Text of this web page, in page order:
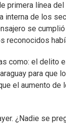
línea del
interna de los
se
reconocidos
como: el delito
para que
el aumento
¿Nadie se